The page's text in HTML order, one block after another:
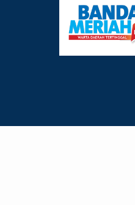
Amankan Dua Pengedar